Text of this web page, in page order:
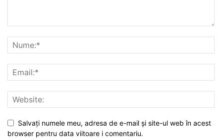
Salvați numele meu, adresa de e-mail și site-ul web în acest
browser pentru data viitoare i comentariu.